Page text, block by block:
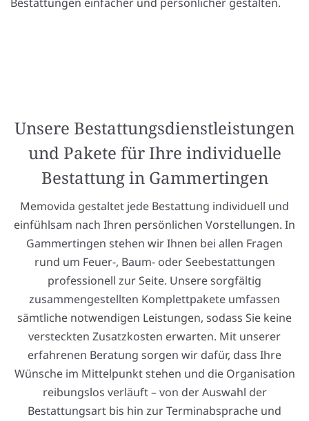
Unsere Bestattungsdienstleistungen
und Pakete für Ihre individuelle
Bestattung in Gammertingen
Memovida gestaltet jede Bestattung individuell und
einfühlsam nach Ihren persönlichen Vorstellungen. In
Gammertingen stehen wir Ihnen bei allen Fragen
rund um Feuer-, Baum- oder Seebestattungen
professionell zur Seite. Unsere sorgfältig
zusammengestellten Komplettpakete umfassen
sämtliche notwendigen Leistungen, sodass Sie keine
versteckten Zusatzkosten erwarten. Mit unserer
erfahrenen Beratung sorgen wir dafür, dass Ihre
Wünsche im Mittelpunkt stehen und die Organisation
reibungslos verläuft – von der Auswahl der
Bestattungsart bis hin zur Terminabsprache und